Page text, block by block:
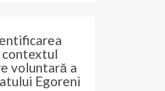
voluntară a
Egoreni